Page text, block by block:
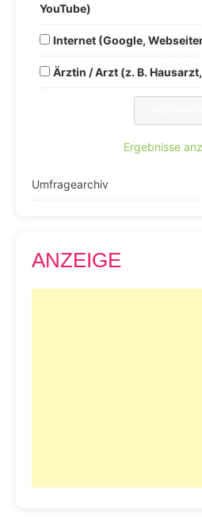
YouTube)
Internet (Google,
Ärztin / Arzt (z. B.
Ergebnisse
Umfragearchiv
ANZEIGE